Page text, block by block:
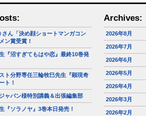
さん「決め顔ショートマンガコン
ン賞受賞！
『沼すぎてもはや恋』最終10巻発
ト分野専任三輪牧巳先生『顕現奇
ト！
ャパン様特別講義＆出張編集部
『ソラノヤ』3巻本日発売！
Archives:
2026年8月
2026年7月
2026年6月
2026年5月
2026年4月
2026年3月
2026年2月